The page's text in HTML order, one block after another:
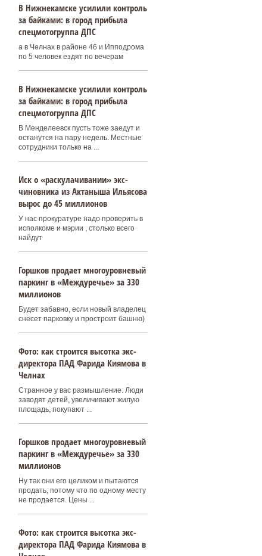
В Нижнекамске усилили контроль
за байками: в город прибыла
спецмотогруппа ДПС
а в Челнах в районе 46 и Ипподрома
по 5 человек ездят по вечерам
В Нижнекамске усилили контроль
за байками: в город прибыла
спецмотогруппа ДПС
В Менделеевск пусть тоже заедут и
останутся на пару недель. Местные
сотрудники только на ...
Иск о «раскулачивании» экс-
чиновника из Актаныша Ильясова
вырос до 45 миллионов
У нас прокуратуре надо проверить в
исполкоме и мэрии , столько всего
найдут
Горшков продает многоуровневый
паркинг в «Междуречье» за 330
миллионов
Будет забавно, если новый владелец
снесет парковку и простроит башню)
Фото: как строится высотка экс-
директора ПАД Фарида Киямова в
Челнах
Странное у вас размышление. Люди
заводят детей, увеличивают жилую
площадь, покупают ...
Горшков продает многоуровневый
паркинг в «Междуречье» за 330
миллионов
Ну так они его целиком и пытаются
продать, потому что по одному месту
не продается. Цены ...
Фото: как строится высотка экс-
директора ПАД Фарида Киямова в